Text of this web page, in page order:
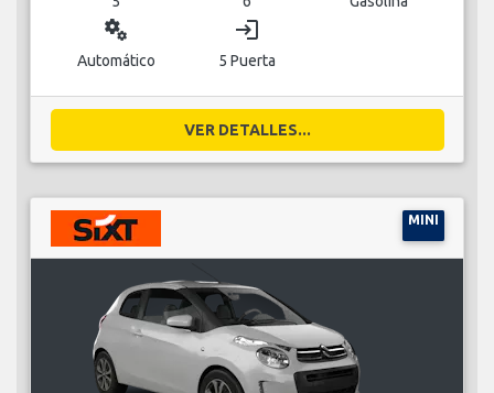
miscellaneous_services
Automático
login
5 Puerta
VER DETALLES...
MINI